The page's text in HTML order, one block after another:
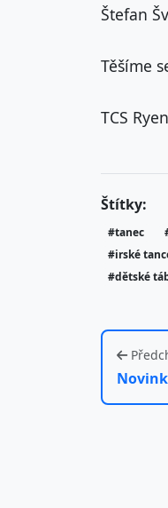
Štefan
Těšíme
TCS
Štítky:
#tanec
#irské
#dětské